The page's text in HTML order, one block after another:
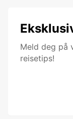
Meld deg på
reisetips!